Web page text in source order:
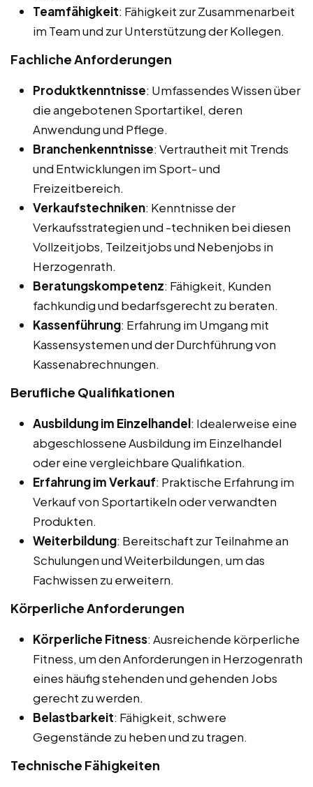
Teamfähigkeit: Fähigkeit zur Zusammenarbeit
im Team und zur Unterstützung der Kollegen.
Fachliche Anforderungen
Produktkenntnisse: Umfassendes Wissen über
die angebotenen Sportartikel, deren
Anwendung und Pflege.
Branchenkenntnisse: Vertrautheit mit Trends
und Entwicklungen im Sport- und
Freizeitbereich.
Verkaufstechniken: Kenntnisse der
Verkaufsstrategien und -techniken bei diesen
Vollzeitjobs, Teilzeitjobs und Nebenjobs in
Herzogenrath.
Beratungskompetenz: Fähigkeit, Kunden
fachkundig und bedarfsgerecht zu beraten.
Kassenführung: Erfahrung im Umgang mit
Kassensystemen und der Durchführung von
Kassenabrechnungen.
Berufliche Qualifikationen
Ausbildung im Einzelhandel: Idealerweise eine
abgeschlossene Ausbildung im Einzelhandel
oder eine vergleichbare Qualifikation.
Erfahrung im Verkauf: Praktische Erfahrung im
Verkauf von Sportartikeln oder verwandten
Produkten.
Weiterbildung: Bereitschaft zur Teilnahme an
Schulungen und Weiterbildungen, um das
Fachwissen zu erweitern.
Körperliche Anforderungen
Körperliche Fitness: Ausreichende körperliche
Fitness, um den Anforderungen in Herzogenrath
eines häufig stehenden und gehenden Jobs
gerecht zu werden.
Belastbarkeit: Fähigkeit, schwere
Gegenstände zu heben und zu tragen.
Technische Fähigkeiten